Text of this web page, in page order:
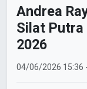
Andrea
Silat Putra
2026
04/06/2026 15:36